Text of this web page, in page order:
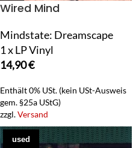
Wired Mind
Mindstate: Dreamscape
1 x LP Vinyl
14,90€
Enthält 0% USt. (kein USt-Ausweis
gem. §25a UStG)
zzgl.Versand
used